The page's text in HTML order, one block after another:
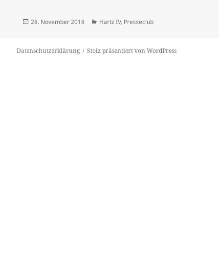
Veröffentlicht
28. November 2018 Kategorien
Hartz IV, Presseclub
Datenschutzerklärung Stolz präsentiert von WordPress